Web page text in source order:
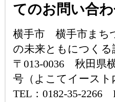
てのお問い合
横手市 横手市まち
の未来ともにつくる
〒013-0036 秋田県
号（よこてイースト
TEL：0182-35-2266